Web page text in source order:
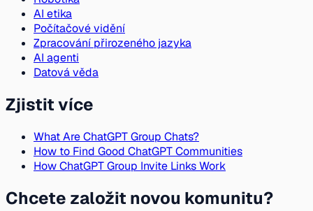
AI etika
Počítačové vidění
Zpracování přirozeného jazyka
AI agenti
Datová věda
Zjistit více
What Are ChatGPT Group Chats?
How to Find Good ChatGPT Communities
How ChatGPT Group Invite Links Work
Chcete založit novou komunitu?